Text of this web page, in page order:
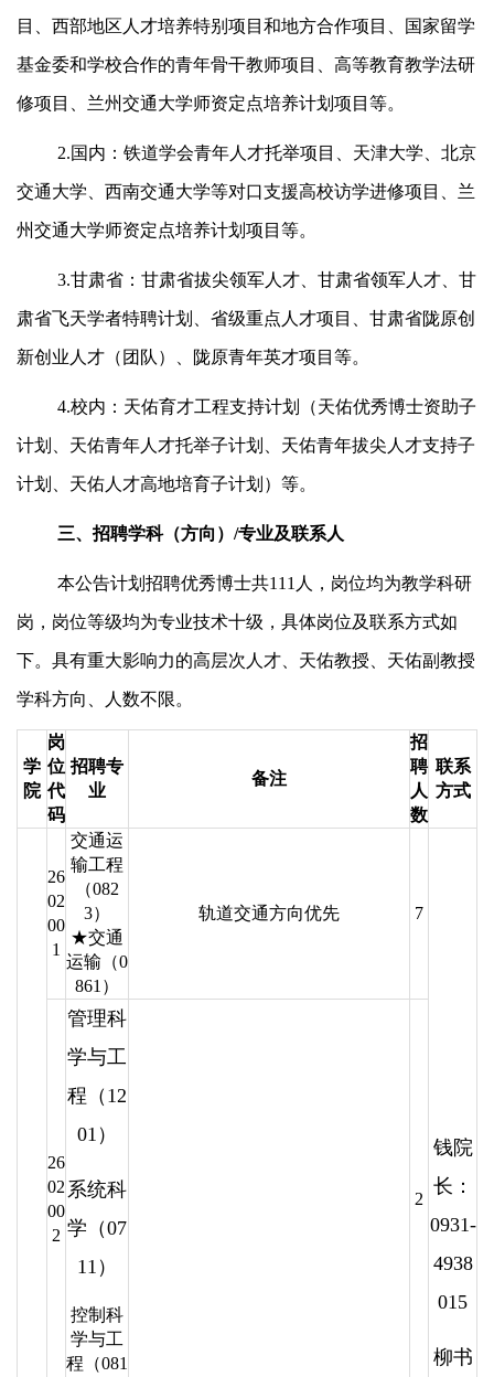
目、西部地区人才培养特别项目和地方合作项目、国家留学
基金委和学校合作的青年骨干教师项目、高等教育教学法研
修项目、兰州交通大学师资定点培养计划项目等。
2.国内：铁道学会青年人才托举项目、天津大学、北京
交通大学、西南交通大学等对口支援高校访学进修项目、兰
州交通大学师资定点培养计划项目等。
3.甘肃省：甘肃省拔尖领军人才、甘肃省领军人才、甘
肃省飞天学者特聘计划、省级重点人才项目、甘肃省陇原创
新创业人才（团队）、陇原青年英才项目等。
4.校内：天佑育才工程支持计划（天佑优秀博士资助子
计划、天佑青年人才托举子计划、天佑青年拔尖人才支持子
计划、天佑人才高地培育子计划）等。
三、招聘学科（方向）/专业及联系人
本公告计划招聘优秀博士共111人，岗位均为教学科研
岗，岗位等级均为专业技术十级，具体岗位及联系方式如
下。具有重大影响力的高层次人才、天佑教授、天佑副教授
学科方向、人数不限。
学
院
岗
位
代
码
招聘专
业
备注
招
聘
人
数
联系
方式
26
02
00
1
交通运
输工程
（082
3）
★交通
运输（0
861）
轨道交通方向优先 7
钱院
长：
0931-
4938
015
柳书
26
02
00
2
管理科
学与工
程（12
01）
系统科
学（07
11）
控制科
学与工
程（081
2